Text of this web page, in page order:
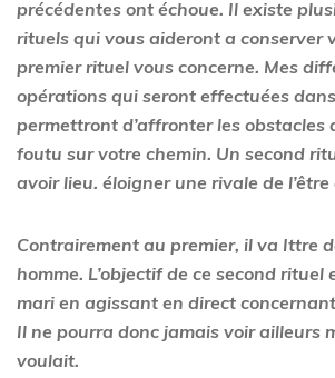
précédentes ont échoue. Il existe
rituels qui vous aideront a conserver
premier rituel vous concerne. Mes
opérations qui seront effectuées
permettront d’affronter les obstacles
foutu sur votre chemin. Un second
avoir lieu. éloigner une rivale de l’être
Contrairement au premier, il va Ittre
homme. L’objectif de ce second rituel
mari en agissant en direct
Il ne pourra donc jamais voir ailleurs
voulait.